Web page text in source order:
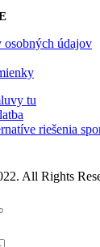
osobných údajov
tu
riešenia
All Rights